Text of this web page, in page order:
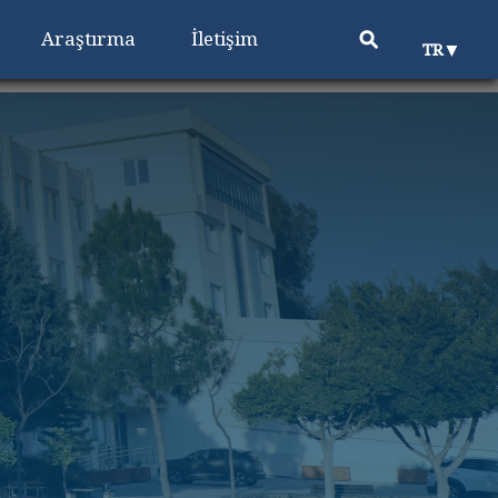
Araştırma İletişim ⚲ TR▼